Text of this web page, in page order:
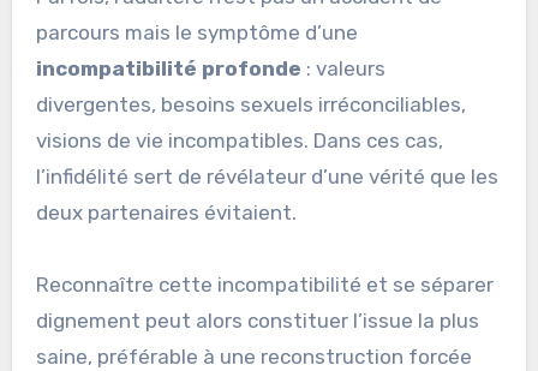
parcours mais le symptôme d’une
incompatibilité profonde : valeurs
divergentes, besoins sexuels irréconciliables,
visions de vie incompatibles. Dans ces cas,
l’infidélité sert de révélateur d’une vérité que les
deux partenaires évitaient.
Reconnaître cette incompatibilité et se séparer
dignement peut alors constituer l’issue la plus
saine, préférable à une reconstruction forcée